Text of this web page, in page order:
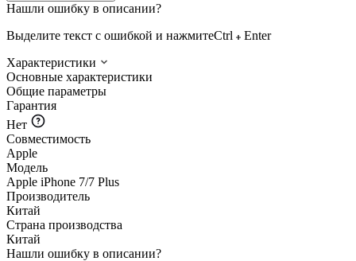
Нашли ошибку в описании?
Выделите текст с ошибкой и нажмитеCtrl
Enter
Характеристики
Основные характеристики
Общие параметры
Гарантия
Нет
Совместимость
Apple
Модель
Apple iPhone 7/7 Plus
Производитель
Китай
Страна производства
Китай
Нашли ошибку в описании?